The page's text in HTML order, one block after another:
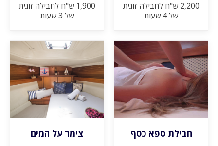
2,200 ש"ח לחבילה זוגית
של 4 שעות
1,900 ש"ח לחבילה זוגית
של 3 שעות
חבילת ספא כסף צימר על המים